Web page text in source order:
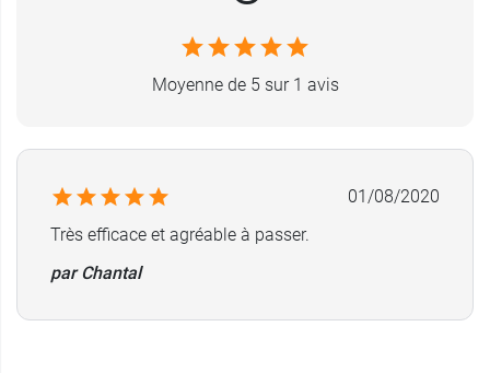
Moyenne de 5 sur 1 avis
01/08/2020
Très efficace et agréable à passer.
par Chantal